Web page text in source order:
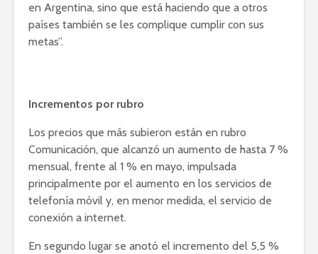
en Argentina, sino que está haciendo que a otros
países también se les complique cumplir con sus
metas”.
Incrementos por rubro
Los precios que más subieron están en rubro
Comunicación, que alcanzó un aumento de hasta 7 %
mensual, frente al 1 % en mayo, impulsada
principalmente por el aumento en los servicios de
telefonía móvil y, en menor medida, el servicio de
conexión a internet.
En segundo lugar se anotó el incremento del 5,5 %